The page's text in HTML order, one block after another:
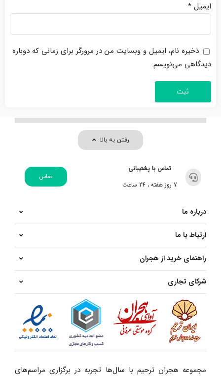
ایمیل *
ذخیره نام، ایمیل و وبسایت من در مرورگر برای زمانی که دوباره
دیدگاهی می‌نویسم.
رفتن به بالا
تماس با پشتیبانی
7 روز هفته ، 24 ساعت
تماس
درباره ما
ارتباط با ما
راهنمای خرید از هجران
شرکای تجاری
مجموعه هجران ترحیم با سال‌ها تجربه در برگزاری مراسم‌های